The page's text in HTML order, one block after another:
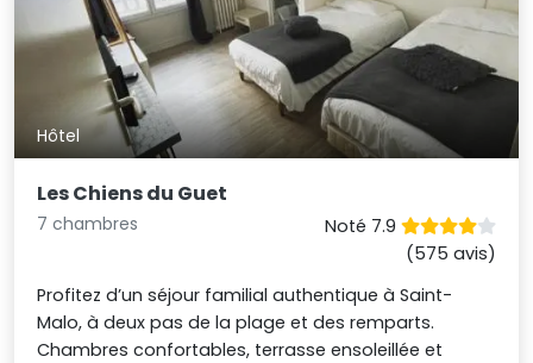
Hôtel
Les Chiens du Guet
7 chambres
Noté 7.9
(575 avis)
Profitez d’un séjour familial authentique à Saint-
Malo, à deux pas de la plage et des remparts.
Chambres confortables, terrasse ensoleillée et